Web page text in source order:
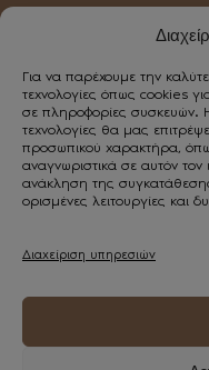
Για να παρέχουμε την
τεχνολογίες όπως cookies
σε πληροφορίες συσκευών.
τεχνολογίες θα μας
προσωπικού χαρακτήρα,
αναγνωριστικά σε αυτόν
ανάκληση της
ορισμένες λειτουργίες και
Διαχείριση υπηρεσιών
Επικοινωνία
Κωστή Παλαμά 5,
+30 2510 838443
Εξυπηρέτηση
Τρόποι πληρωμής
Wishlist
Παρακολούθηση